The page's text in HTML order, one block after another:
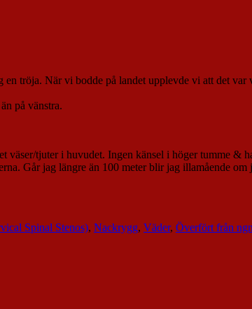
tröja. När vi bodde på landet upplevde vi att det var
på vänstra.
tjuter i huvudet. Ingen känsel i höger tumme &
Går jag längre än 100 meter blir jag illamående om
Spinal Stenos), Nackrygg, Väder, Överfört från